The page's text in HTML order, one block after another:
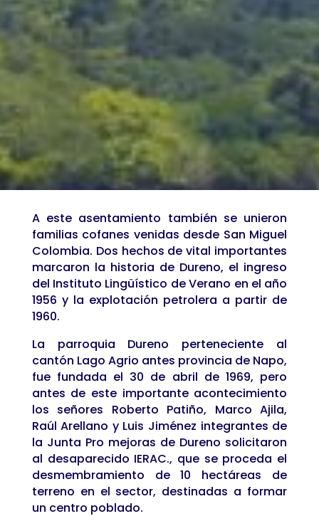
A este asentamiento también se unieron
familias cofanes venidas desde San Miguel
Colombia. Dos hechos de vital importantes
marcaron la historia de Dureno, el ingreso
del Instituto Lingüístico de Verano en el año
1956 y la explotación petrolera a partir de
1960.
La parroquia Dureno perteneciente al
cantón Lago Agrio antes provincia de Napo,
fue fundada el 30 de abril de 1969, pero
antes de este importante acontecimiento
los señores Roberto Patiño, Marco Ajila,
Raúl Arellano y Luis Jiménez integrantes de
la Junta Pro mejoras de Dureno solicitaron
al desaparecido IERAC., que se proceda el
desmembramiento de 10 hectáreas de
terreno en el sector, destinadas a formar
un centro poblado.